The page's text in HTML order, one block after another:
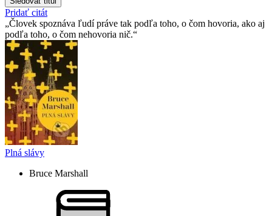
Pridať citát
Človek spoznáva ľudí práve tak podľa toho, o čom hovoria, ako aj
podľa toho, o čom nehovoria nič.
Plná slávy
Bruce Marshall